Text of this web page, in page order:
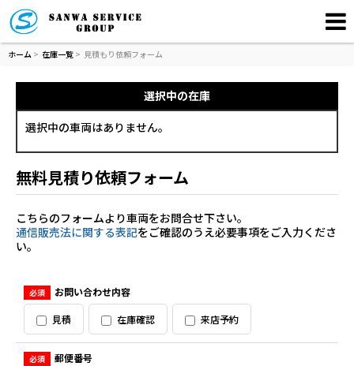
ホーム > 在庫一覧 > 見積もり依頼フォーム
選択中の在庫
選択中の車両はありません。
無料見積り依頼フォーム
こちらのフォームより車両をお問合せ下さい。
通信販売法に関する表記をご確認のうえ必要事項をご入力くださ
い。
必須 お問い合わせ内容
見積 在庫確認 来店予約
必須 郵便番号